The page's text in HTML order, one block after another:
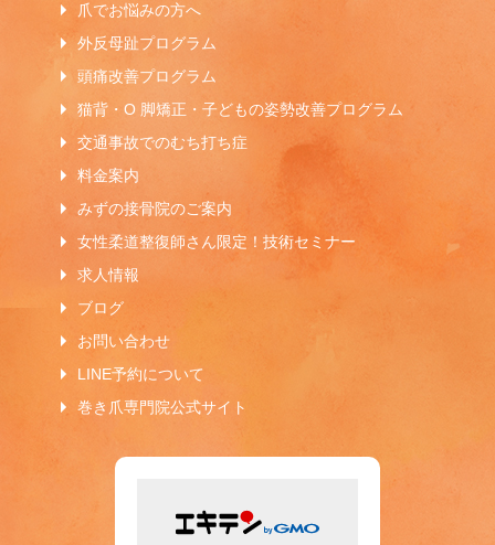
爪でお悩みの方へ
外反母趾プログラム
頭痛改善プログラム
猫背・O 脚矯正・子どもの姿勢改善プログラム
交通事故でのむち打ち症
料金案内
みずの接骨院のご案内
女性柔道整復師さん限定！技術セミナー
求人情報
ブログ
お問い合わせ
LINE予約について
巻き爪専門院公式サイト